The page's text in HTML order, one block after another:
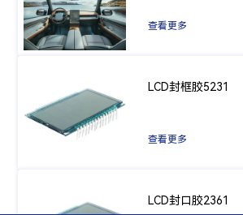
查看更多
LCD封框胶5231
查看更多
LCD封口胶2361